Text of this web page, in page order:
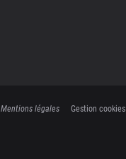
Mentions légales Gestion cookies